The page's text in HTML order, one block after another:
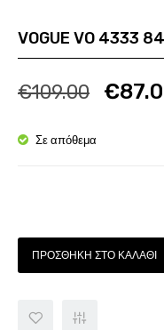
VOGUE VO 4333
€109.00 €
Σε απόθεμα
ΠΡΟΣΘΉΚΗ ΣΤΟ ΚΑΛΆΘΙ